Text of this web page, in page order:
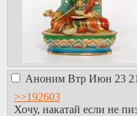
Аноним Втр Июн 23
>>192603
Хочу, накатай если не